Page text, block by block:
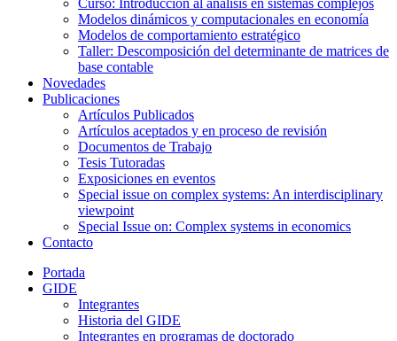
Modelos dinámicos y computacionales en economía
Modelos de comportamiento estratégico
Taller: Descomposición del determinante de matrices de
base contable
Novedades
Publicaciones
Artículos Publicados
Artículos aceptados y en proceso de revisión
Documentos de Trabajo
Tesis Tutoradas
Exposiciones en eventos
Special issue on complex systems: An interdisciplinary
viewpoint
Special Issue on: Complex systems in economics
Contacto
Portada
GIDE
Integrantes
Historia del GIDE
Integrantes en programas de doctorado